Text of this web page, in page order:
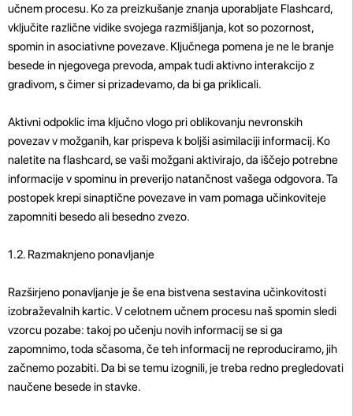
učnem procesu. Ko za preizkušanje znanja uporabljate Flashcard,
vključite različne vidike svojega razmišljanja, kot so pozornost,
spomin in asociativne povezave. Ključnega pomena je ne le branje
besede in njegovega prevoda, ampak tudi aktivno interakcijo z
gradivom, s čimer si prizadevamo, da bi ga priklicali.
Aktivni odpoklic ima ključno vlogo pri oblikovanju nevronskih
povezav v možganih, kar prispeva k boljši asimilaciji informacij. Ko
naletite na flashcard, se vaši možgani aktivirajo, da iščejo potrebne
informacije v spominu in preverijo natančnost vašega odgovora. Ta
postopek krepi sinaptične povezave in vam pomaga učinkoviteje
zapomniti besedo ali besedno zvezo.
1.2. Razmaknjeno ponavljanje
Razširjeno ponavljanje je še ena bistvena sestavina učinkovitosti
izobraževalnih kartic. V celotnem učnem procesu naš spomin sledi
vzorcu pozabe: takoj po učenju novih informacij se si ga
zapomnimo, toda sčasoma, če teh informacij ne reproduciramo, jih
začnemo pozabiti. Da bi se temu izognili, je treba redno pregledovati
naučene besede in stavke.